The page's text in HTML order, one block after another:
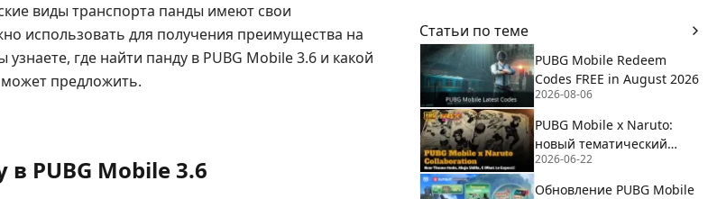
виды транспорта панды имеют свои
использовать для получения преимущества на
узнаете, где найти панду в PUBG Mobile 3.6 и какой
предложить.
PUBG Mobile 3.6
Статьи по теме
PUBG Mobile Redeem
Codes FREE in August 2026
2026-08-06
PUBG Mobile x Naruto:
новый тематический
режим, навыки ниндзя и
чего ожидать
2026-06-22
Обновление PUBG Mobile